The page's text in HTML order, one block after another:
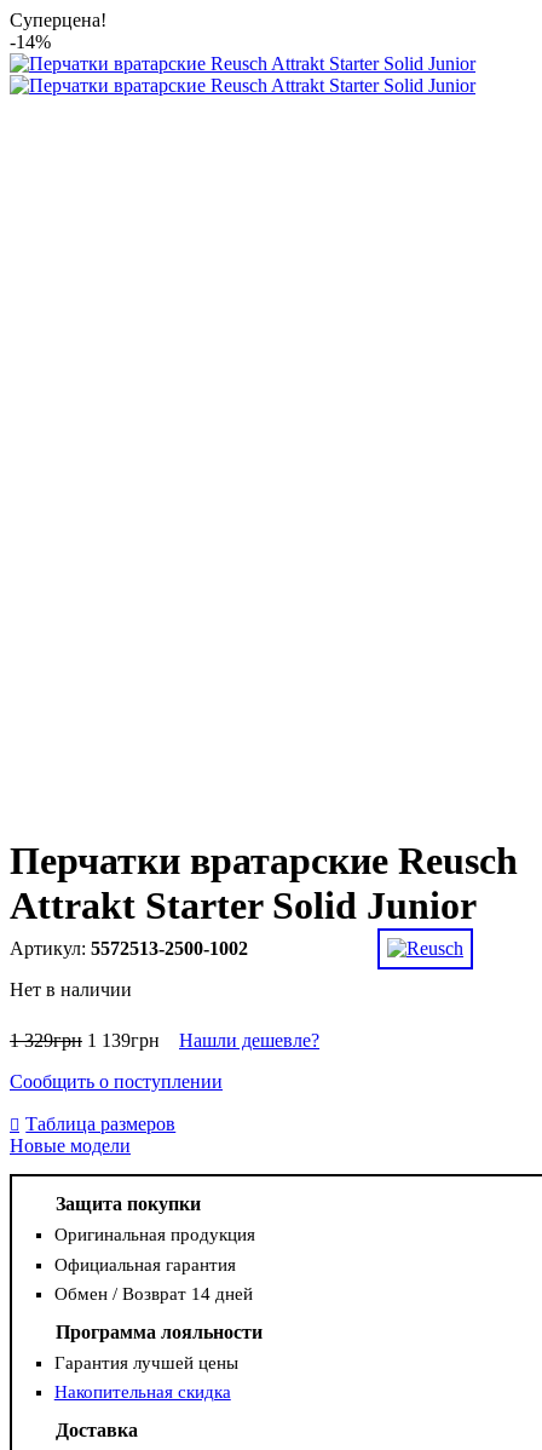
Суперцена!
-14%
Перчатки вратарские Reusch
Attrakt Starter Solid Junior
5572513-2500-1002
Нет в наличии
1 329грн 1 139грн
Нашли дешевле?
Сообщить о поступлении
Таблица размеров
Новые модели
Защита покупки
Оригинальная продукция
Официальная гарантия
Обмен / Возврат 14 дней
Программа лояльности
Гарантия лучшей цены
Накопительная скидка
Доставка